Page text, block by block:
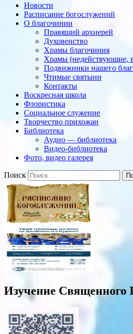
Новости
Расписание богослужений
О благочинии
Правящий архиерей
Духовенство
Храмы благочиния
Храмы (недействующие,
Подвижники нашего
Чтимые святыни
Контакты
Воскресная школа
Флористика
Социальное служение
Творчество прихожан
Библиотека
Аудио — библиотека
Видео-библиотека
Фото, видео галерея
Поиск
Изучение Священного